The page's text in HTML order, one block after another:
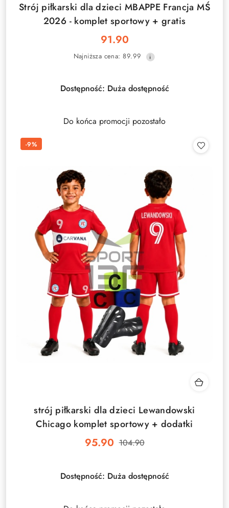
Strój piłkarski dla dzieci MBAPPE Francja MŚ
2026 - komplet sportowy + gratis
Cena
promocyjna:
91.90
Najniższa
dni
Najniższa cena: 89.99
Dostępność: Duża dostępność
Do końca promocji pozostało
strój piłkarski dla dzieci Lewandowski
Chicago komplet sportowy + dodatki
Cena
95.90 Cena
promocją:
104.90
-9%
Dostępność: Duża dostępność